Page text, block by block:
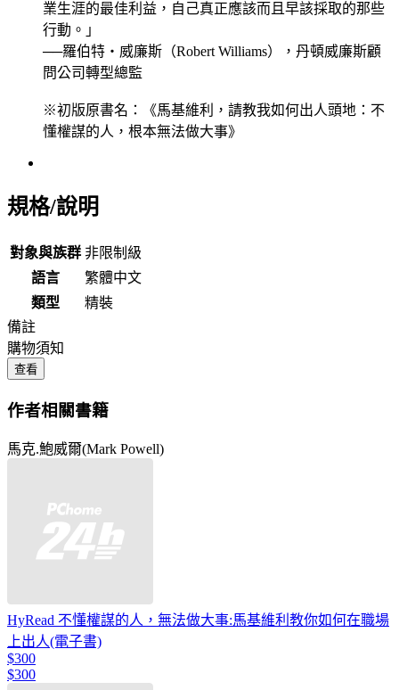
業生涯的最佳利益，自己真正應該而且早該採取的那些
行動。」
──羅伯特‧威廉斯（Robert Williams），丹頓威廉斯顧
問公司轉型總監
※初版原書名：《馬基維利，請教我如何出人頭地：不
懂權謀的人，根本無法做大事》
規格/說明
對象與族群 非限制級
語言
繁體中文
類型
精裝
備註
購物須知
查看
作者相關書籍
馬克.鮑威爾(Mark Powell)
HyRead 不懂權謀的人，無法做大事:馬基維利教你如何在職場
上出人(電子書)
$300
$300